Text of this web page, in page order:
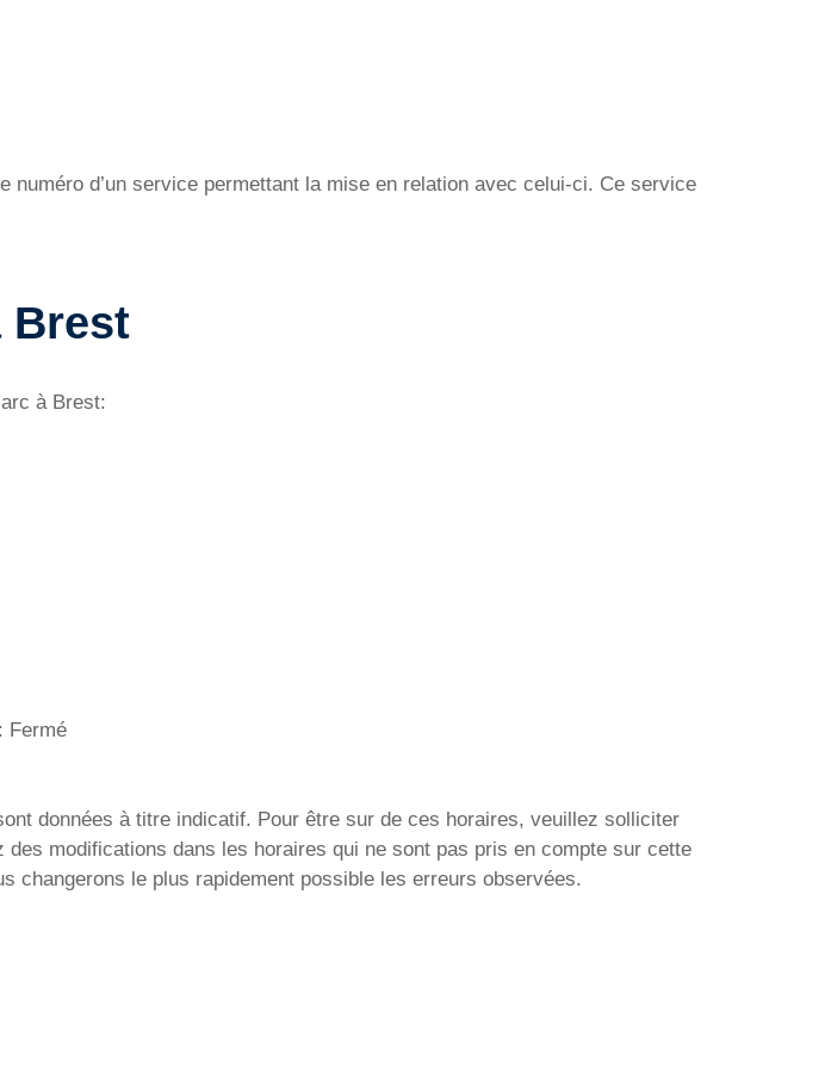
numéro d’un service permettant la mise en relation avec celui-ci. Ce service
Brest
à Brest:
Fermé
données à titre indicatif. Pour être sur de ces horaires, veuillez solliciter
modifications dans les horaires qui ne sont pas pris en compte sur cette
changerons le plus rapidement possible les erreurs observées.